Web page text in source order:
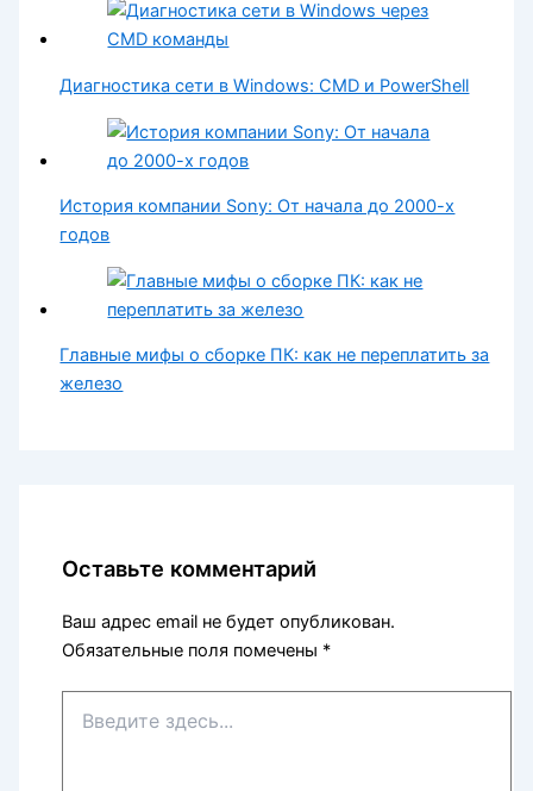
Диагностика сети в Windows: CMD и PowerShell
История компании Sony: От начала до 2000-х
годов
Главные мифы о сборке ПК: как не переплатить за
железо
Оставьте комментарий
Ваш адрес email не будет опубликован.
Обязательные поля помечены *
здесь...